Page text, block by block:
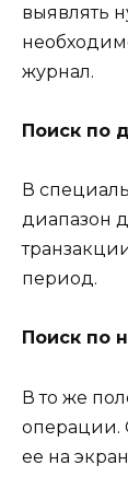
выявлять
журнал.
Поиск по
В
диапазон
период.
Поиск по
В то же
операции.
ее на